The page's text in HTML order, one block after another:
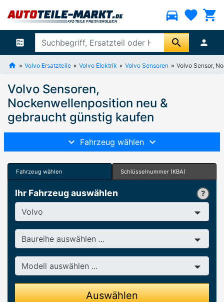
directions_car favorite shopping_cart
ballot search person
Volvo Ersatzteile Volvo Elektrik Volvo Sensoren Volvo Sensor,
Volvo Sensoren,
Nockenwellenposition neu &
gebraucht günstig kaufen
Fahrzeug wählen
Fahrzeug wählen Schlüsselnummer (KBA)
Ihr Fahrzeug auswählen
Hersteller
Baureihe
Modell
Auswählen